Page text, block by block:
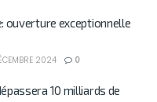
ouverture exceptionnelle
2024 0
10 milliards de